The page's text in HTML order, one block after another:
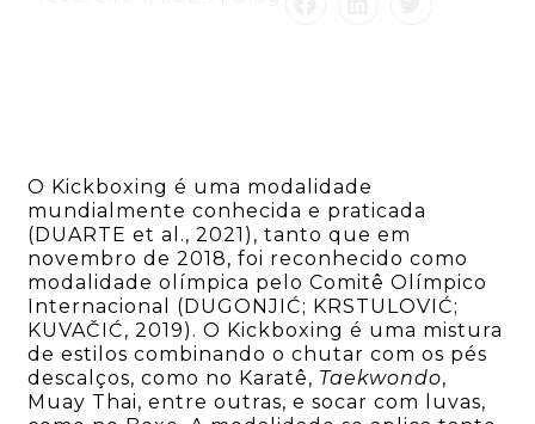
O Kickboxing é uma modalidade
mundialmente conhecida e praticada
(DUARTE et al., 2021), tanto que em
novembro de 2018, foi reconhecido como
modalidade olímpica pelo Comitê Olímpico
Internacional (DUGONJIĆ; KRSTULOVIĆ;
KUVAČIĆ, 2019). O Kickboxing é uma mistura
de estilos combinando o chutar com os pés
descalços, como no Karatê, Taekwondo,
Muay Thai, entre outras, e socar com luvas,